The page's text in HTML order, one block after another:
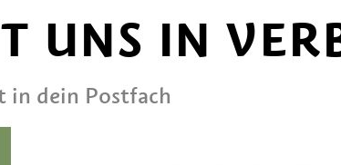
UNS IN
in dein Postfach